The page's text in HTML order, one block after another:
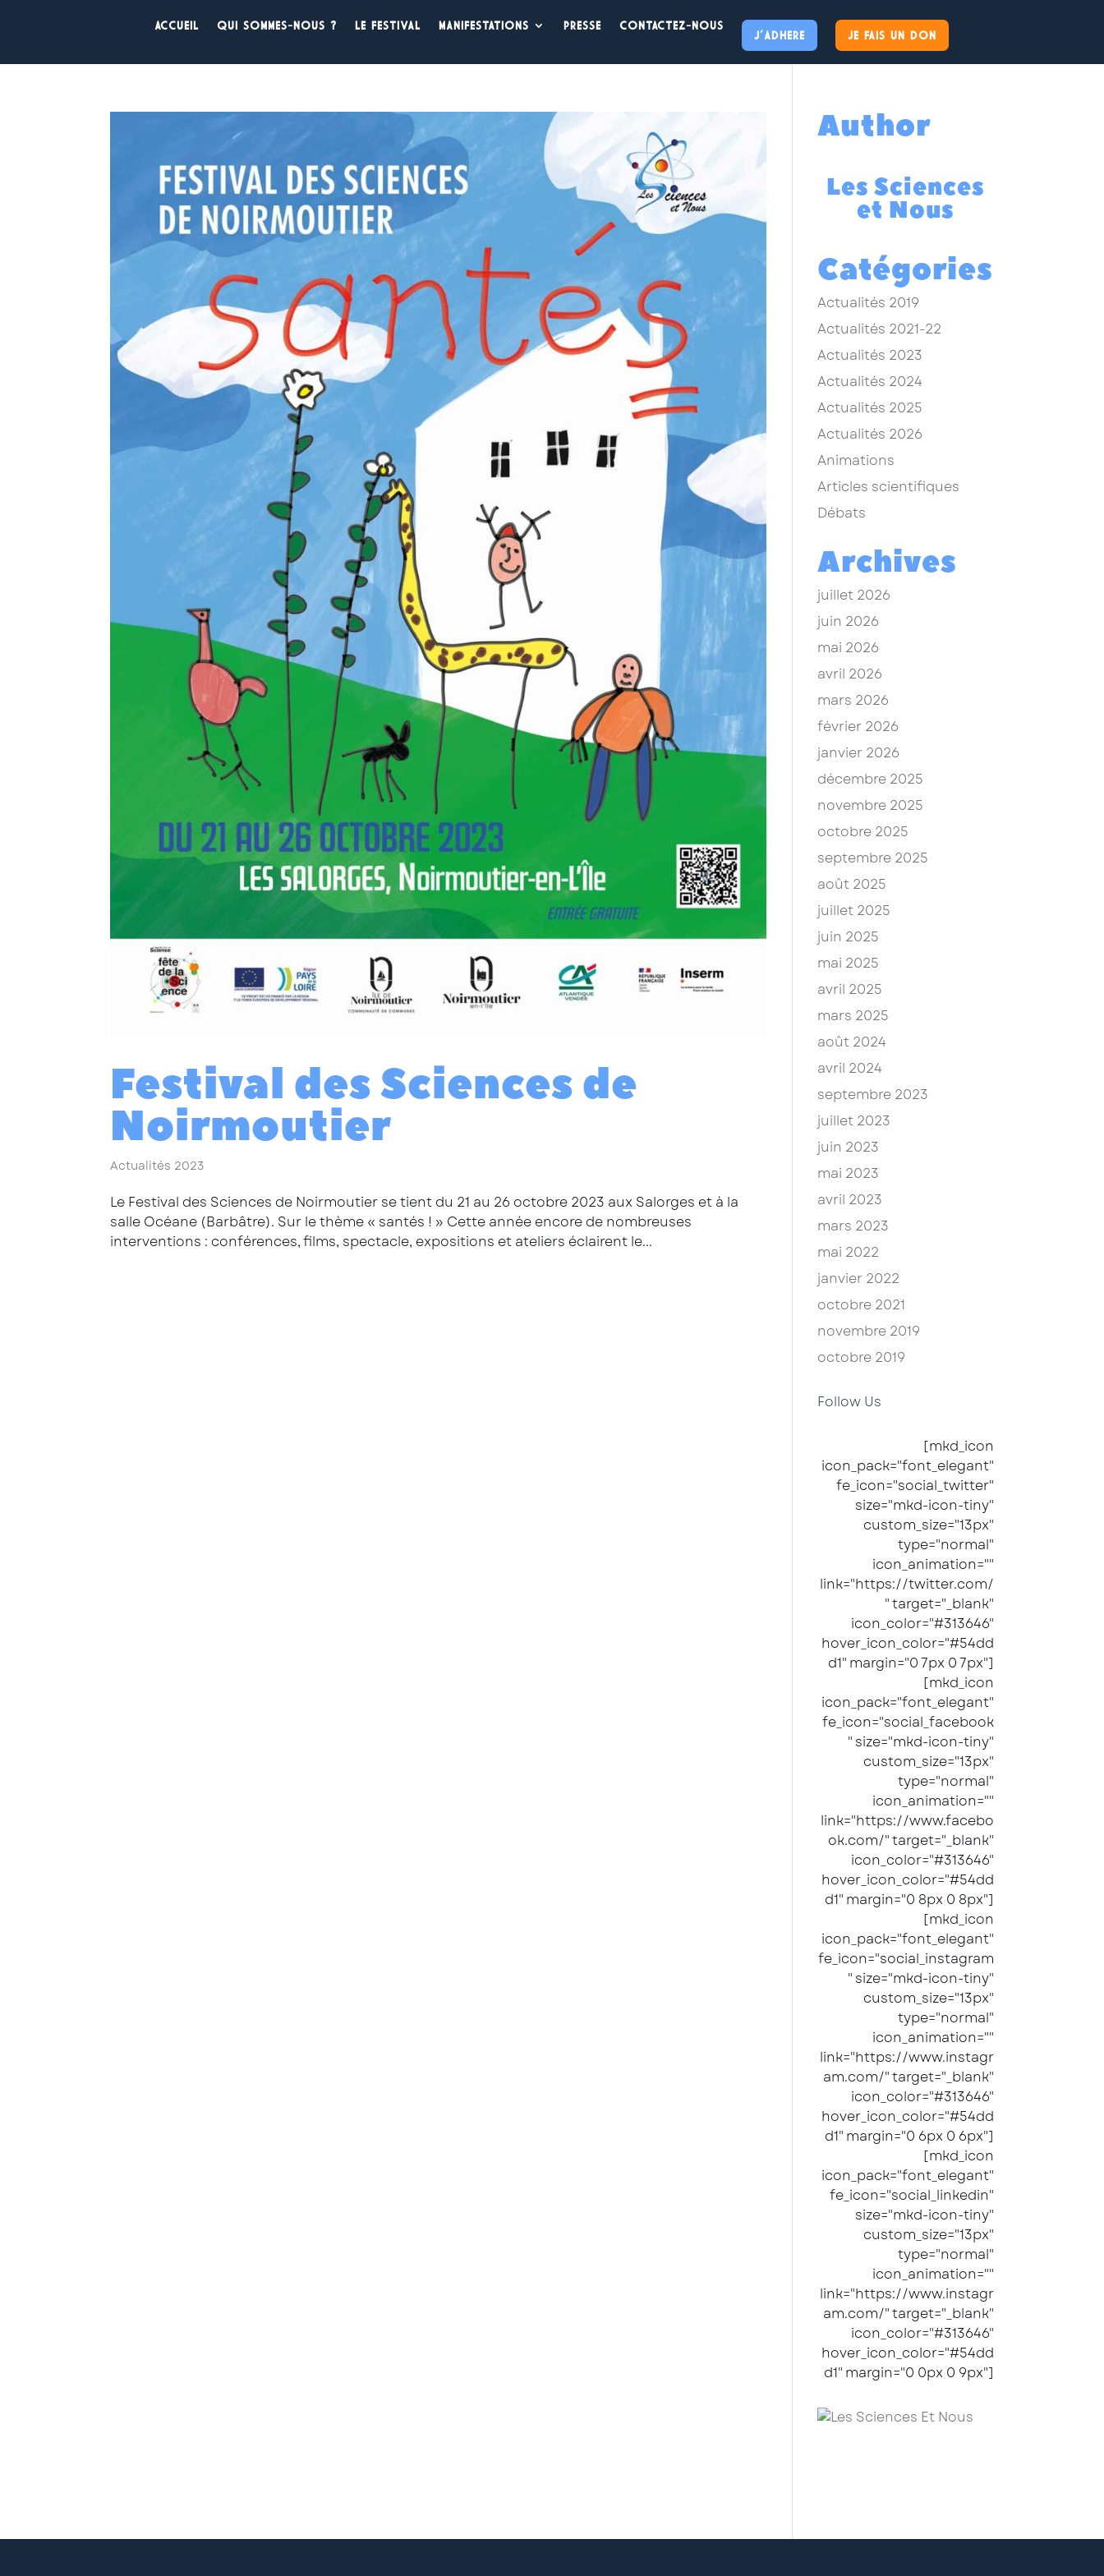
ACCUEIL QUI SOMMES-NOUS ? LE FESTIVAL MANIFESTATIONS PRESSE
CONTACTEZ-NOUS
J’ADHERE
JE FAIS UN DON
Festival des Sciences de
Noirmoutier
Actualités 2023
Le Festival des Sciences de Noirmoutier se tient du 21 au 26 octobre 2023 aux Salorges et à la
salle Océane (Barbâtre). Sur le thème « santés ! » Cette année encore de nombreuses
interventions : conférences, films, spectacle, expositions et ateliers éclairent le...
Author
Les Sciences
et Nous
Catégories
Actualités 2019
Actualités 2021-22
Actualités 2023
Actualités 2024
Actualités 2025
Actualités 2026
Animations
Articles scientifiques
Débats
Archives
juillet 2026
juin 2026
mai 2026
avril 2026
mars 2026
février 2026
janvier 2026
décembre 2025
novembre 2025
octobre 2025
septembre 2025
août 2025
juillet 2025
juin 2025
mai 2025
avril 2025
mars 2025
août 2024
avril 2024
septembre 2023
juillet 2023
juin 2023
mai 2023
avril 2023
mars 2023
mai 2022
janvier 2022
octobre 2021
novembre 2019
octobre 2019
Follow Us
[mkd_icon
icon_pack="font_elegant"
fe_icon="social_twitter"
size="mkd-icon-tiny"
custom_size="13px"
type="normal"
icon_animation=""
link="https://twitter.com/
" target="_blank"
icon_color="#313646"
hover_icon_color="#54dd
d1" margin="0 7px 0 7px"]
[mkd_icon
icon_pack="font_elegant"
fe_icon="social_facebook
" size="mkd-icon-tiny"
custom_size="13px"
type="normal"
icon_animation=""
link="https://www.facebo
ok.com/" target="_blank"
icon_color="#313646"
hover_icon_color="#54dd
d1" margin="0 8px 0 8px"]
[mkd_icon
icon_pack="font_elegant"
fe_icon="social_instagram
" size="mkd-icon-tiny"
custom_size="13px"
type="normal"
icon_animation=""
link="https://www.instagr
am.com/" target="_blank"
icon_color="#313646"
hover_icon_color="#54dd
d1" margin="0 6px 0 6px"]
[mkd_icon
icon_pack="font_elegant"
fe_icon="social_linkedin"
size="mkd-icon-tiny"
custom_size="13px"
type="normal"
icon_animation=""
link="https://www.instagr
am.com/" target="_blank"
icon_color="#313646"
hover_icon_color="#54dd
d1" margin="0 0px 0 9px"]